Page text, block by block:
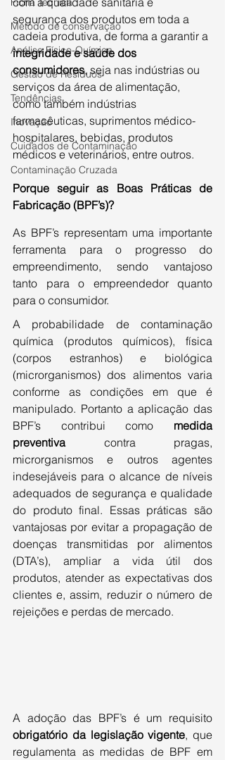
Método de conservação
Análise Físico-Química
Gestão de Resíduos
Tendências
Inovação
Cuidados de Contaminação
Contaminação Cruzada
segurança dos produtos em toda a
cadeia produtiva, de forma a garantir a
integridade e saúde dos
consumidores, seja nas indústrias ou
serviços da área de alimentação,
como também indústrias
farmacêuticas, suprimentos médico-
hospitalares, bebidas, produtos
médicos e veterinários, entre outros.
Porque seguir as Boas Práticas de
Fabricação (BPF’s)?
As BPF’s representam uma importante
ferramenta para o progresso do
empreendimento, sendo vantajoso
tanto para o empreendedor quanto
para o consumidor.
A probabilidade de contaminação
química (produtos químicos), física
(corpos estranhos) e biológica
(microrganismos) dos alimentos varia
conforme as condições em que é
manipulado. Portanto a aplicação das
BPF’s contribui como medida
preventiva contra pragas,
microrganismos e outros agentes
indesejáveis para o alcance de níveis
adequados de segurança e qualidade
do produto final. Essas práticas são
vantajosas por evitar a propagação de
doenças transmitidas por alimentos
(DTA’s), ampliar a vida útil dos
produtos, atender as expectativas dos
clientes e, assim, reduzir o número de
rejeições e perdas de mercado.
obrigatório da legislação vigente, que
regulamenta as medidas de BPF em